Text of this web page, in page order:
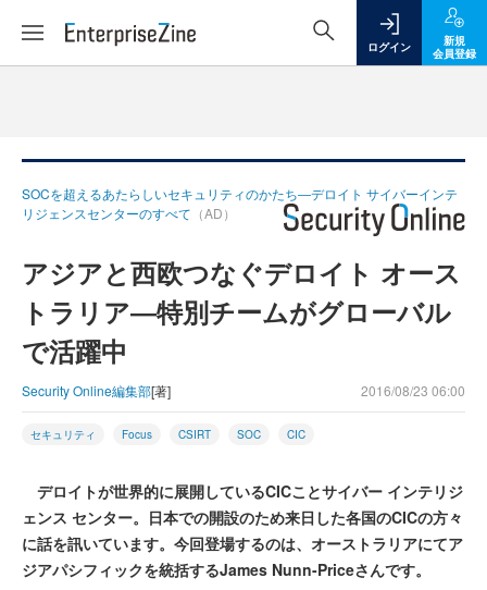
ログイン
新規
会員登録
SOCを超えるあたらしいセキュリティのかたち―デロイト サイバーインテ
リジェンスセンターのすべて （AD）
アジアと西欧つなぐデロイト オース
トラリア―特別チームがグローバル
で活躍中
Security Online編集部[著] 2016/08/23 06:00
セキュリティ Focus CSIRT SOC CIC
デロイトが世界的に展開しているCICことサイバー インテリジ
ェンス センター。日本での開設のため来日した各国のCICの方々
に話を訊いています。今回登場するのは、オーストラリアにてア
ジアパシフィックを統括するJames Nunn-Priceさんです。